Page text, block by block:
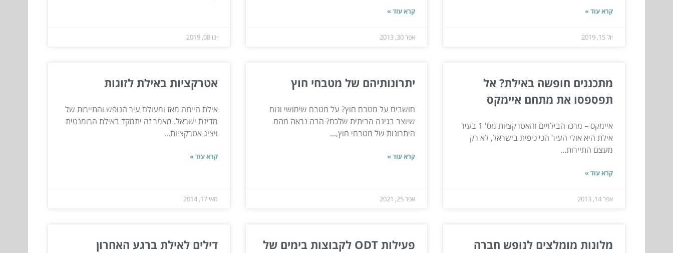
קרא עוד »
יול 15, 2019
קרא עוד »
אפר 30, 2013 ינו 08, 2019
מתכננים חופשה באילת? אל
תפספסו את מתחם איימקס
איימקס – מרכז הבילויים והאטרקציות מס' 1 בעיר
אילת היא אולי העיר הכי כיפית בישראל, לא רק
מעצם התיירות...
קרא עוד »
אפר 14, 2013
יתרונותיהם של מטבחי חוץ
חושבים על מטבח חוץ? על מטבח שימושי ונוח
שיוצב בגינה הביתית שלכם? הבה נראה מהם
היתרונות של מטבחי חוץ,...
קרא עוד »
אפר 25, 2021
אטרקציות באילת לזוגות
אילת הייתה מאז ומעולם עיר הנופש והתיירות של
מדינת ישראל. מאמר זה יתמקד באילת הרומנטית
ויציג אטרקציות...
קרא עוד »
מאי 17, 2014
מלונות מומלצים לנופש חברה
פעילות ODT לקבוצות בימים של
דילים לאילת ברגע האחרון